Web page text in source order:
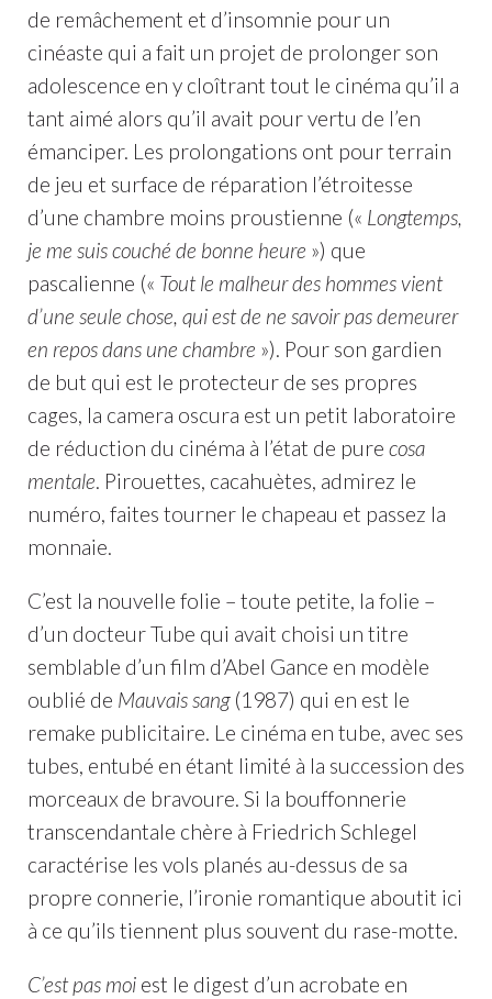
de remâchement et d’insomnie pour un
cinéaste qui a fait un projet de prolonger son
adolescence en y cloîtrant tout le cinéma qu’il a
tant aimé alors qu’il avait pour vertu de l’en
émanciper. Les prolongations ont pour terrain
de jeu et surface de réparation l’étroitesse
d’une chambre moins proustienne (« Longtemps,
je me suis couché de bonne heure ») que
pascalienne (« Tout le malheur des hommes vient
d’une seule chose, qui est de ne savoir pas demeurer
en repos dans une chambre »). Pour son gardien
de but qui est le protecteur de ses propres
cages, la camera oscura est un petit laboratoire
de réduction du cinéma à l’état de pure cosa
mentale. Pirouettes, cacahuètes, admirez le
numéro, faites tourner le chapeau et passez la
monnaie.
C’est la nouvelle folie – toute petite, la folie –
d’un docteur Tube qui avait choisi un titre
semblable d’un film d’Abel Gance en modèle
oublié de Mauvais sang(1987) qui en est le
remake publicitaire. Le cinéma en tube, avec ses
tubes, entubé en étant limité à la succession des
morceaux de bravoure. Si la bouffonnerie
transcendantale chère à Friedrich Schlegel
caractérise les vols planés au-dessus de sa
propre connerie, l’ironie romantique aboutit ici
à ce qu’ils tiennent plus souvent du rase-motte.
C’est pas moiest le digest d’un acrobate en